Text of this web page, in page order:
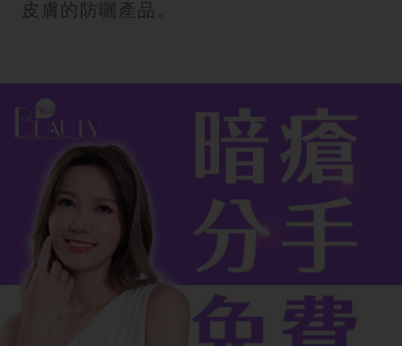
皮膚的防曬產品。